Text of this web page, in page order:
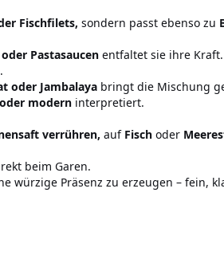
Fischfilets, sondern passt ebenso zu
Pastasaucen entfaltet sie ihre
oder Jambalaya bringt die Mischung
modern interpretiert.
verrühren, auf Fisch oder
beim Garen.
würzige Präsenz zu erzeugen – fein,